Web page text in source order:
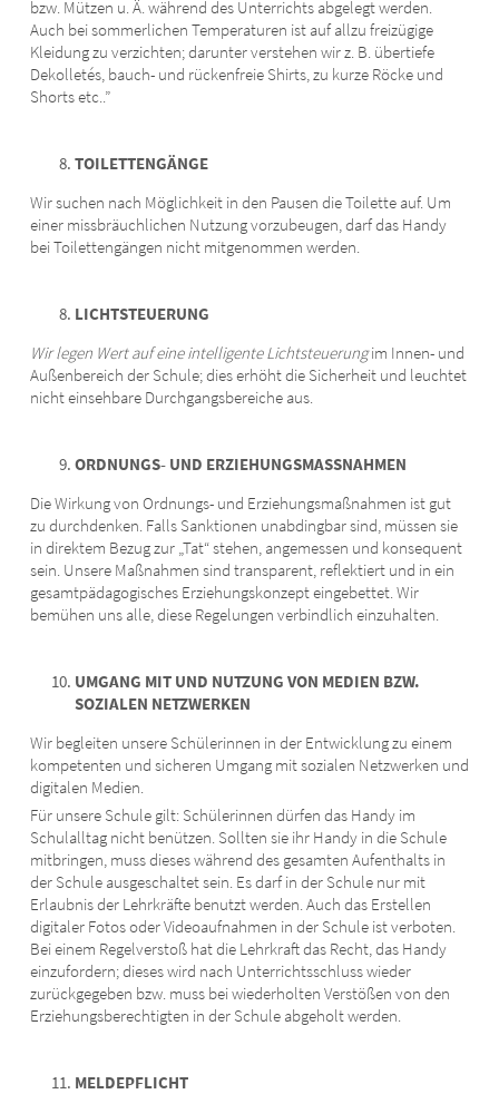
bzw. Mützen u. Ä. während des Unterrichts abgelegt werden.
Auch bei sommerlichen Temperaturen ist auf allzu freizügige
Kleidung zu verzichten; darunter verstehen wir z. B. übertiefe
Dekolletés, bauch- und rückenfreie Shirts, zu kurze Röcke und
Shorts etc..”
TOILETTENGÄNGE
Wir suchen nach Möglichkeit in den Pausen die Toilette auf. Um
einer missbräuchlichen Nutzung vorzubeugen, darf das Handy
bei Toilettengängen nicht mitgenommen werden.
LICHTSTEUERUNG
Wir legen Wert auf eine intelligente Lichtsteuerungim Innen- und
Außenbereich der Schule; dies erhöht die Sicherheit und leuchtet
nicht einsehbare Durchgangsbereiche aus.
ORDNUNGS- UND ERZIEHUNGSMASSNAHMEN
Die Wirkung von Ordnungs- und Erziehungsmaßnahmen ist gut
zu durchdenken. Falls Sanktionen unabdingbar sind, müssen sie
in direktem Bezug zur „Tat“ stehen, angemessen und konsequent
sein. Unsere Maßnahmen sind transparent, reflektiert und in ein
gesamtpädagogisches Erziehungskonzept eingebettet. Wir
bemühen uns alle, diese Regelungen verbindlich einzuhalten.
UMGANG MIT UND NUTZUNG VON MEDIEN BZW.
SOZIALEN NETZWERKEN
Wir begleiten unsere Schülerinnen in der Entwicklung zu einem
kompetenten und sicheren Umgang mit sozialen Netzwerken und
digitalen Medien.
Für unsere Schule gilt: Schülerinnen dürfen das Handy im
Schulalltag nicht benützen. Sollten sie ihr Handy in die Schule
mitbringen, muss dieses während des gesamten Aufenthalts in
der Schule ausgeschaltet sein. Es darf in der Schule nur mit
Erlaubnis der Lehrkräfte benutzt werden. Auch das Erstellen
digitaler Fotos oder Videoaufnahmen in der Schule ist verboten.
Bei einem Regelverstoß hat die Lehrkraft das Recht, das Handy
einzufordern; dieses wird nach Unterrichtsschluss wieder
zurückgegeben bzw. muss bei wiederholten Verstößen von den
Erziehungsberechtigten in der Schule abgeholt werden.
MELDEPFLICHT